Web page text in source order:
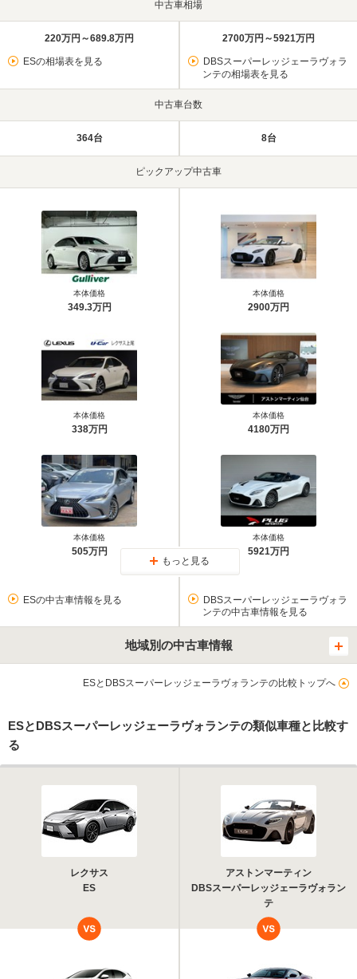
中古車相場
220万円～689.8万円
ESの相場表を見る
2700万円～5921万円
DBSスーパーレッジェーラヴォラ
ンテの相場表を見る
中古車台数
364台 8台
ピックアップ中古車
本体価格
349.3万円
本体価格
338万円
本体価格
505万円
本体価格
2900万円
本体価格
4180万円
本体価格
5921万円
もっと見る
ESの中古車情報を見る
DBSスーパーレッジェーラヴォラ
ンテの中古車情報を見る
地域別の中古車情報
ESとDBSスーパーレッジェーラヴォランテの比較トップへ
ESとDBSスーパーレッジェーラヴォランテの類似車種と比較す
る
レクサス
ES
アストンマーティン
DBSスーパーレッジェーラヴォラン
テ